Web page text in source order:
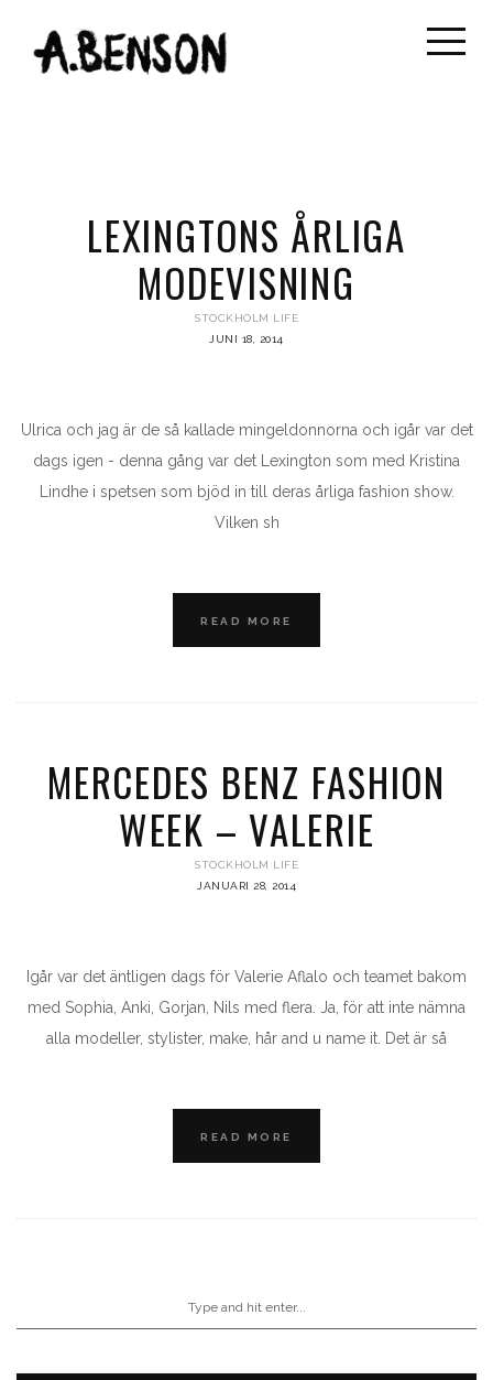
LEXINGTONS ÅRLIGA
MODEVISNING
STOCKHOLM LIFE
JUNI 18, 2014
Ulrica och jag är de så kallade mingeldonnorna och igår var det
dags igen - denna gång var det Lexington som med Kristina
Lindhe i spetsen som bjöd in till deras årliga fashion show.
Vilken sh
READ MORE
MERCEDES BENZ FASHION
WEEK – VALERIE
STOCKHOLM LIFE
JANUARI 28, 2014
Igår var det äntligen dags för Valerie Aflalo och teamet bakom
med Sophia, Anki, Gorjan, Nils med flera. Ja, för att inte nämna
alla modeller, stylister, make, hår and u name it. Det är så
READ MORE